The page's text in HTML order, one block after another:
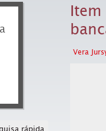
rápida
Item
Vera